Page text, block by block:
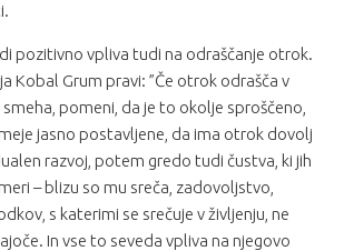
pozitivno vpliva tudi na odraščanje otrok.
Kobal Grum pravi: ”Če otrok odrašča v
pomeni, da je to okolje sproščeno,
jasno postavljene, da ima otrok dovolj
razvoj, potem gredo tudi čustva, ki jih
– blizu so mu sreča, zadovoljstvo,
s katerimi se srečuje v življenju, ne
In vse to seveda vpliva na njegovo